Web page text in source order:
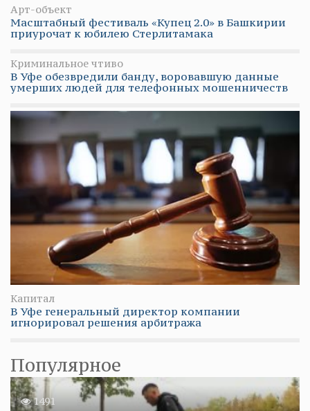
Арт-объект
Масштабный фестиваль «Купец 2.0» в Башкирии
приурочат к юбилею Стерлитамака
Криминальное чтиво
В Уфе обезвредили банду, воровавшую данные
умерших людей для телефонных мошенничеств
Капитал
В Уфе генеральный директор компании
игнорировал решения арбитража
Популярное
1491